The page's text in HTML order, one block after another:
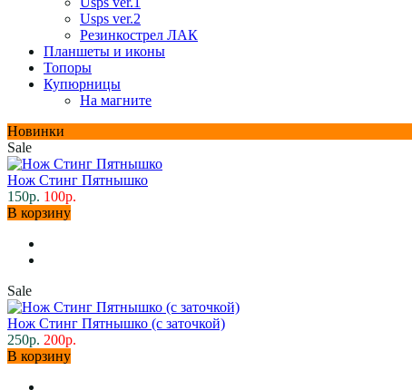
Usps ver.2
Резинкострел ЛАК
Планшеты и иконы
Топоры
Купюрницы
На магните
Новинки
Sale
Нож Стинг Пятнышко
150р. 100р.
В корзину
Sale
Нож Стинг Пятнышко (с заточкой)
250р. 200р.
В корзину